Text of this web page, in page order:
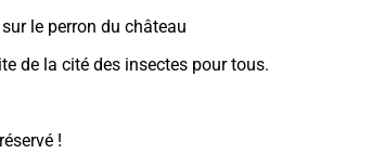
le perron du château
de la cité des insectes pour tous.
!